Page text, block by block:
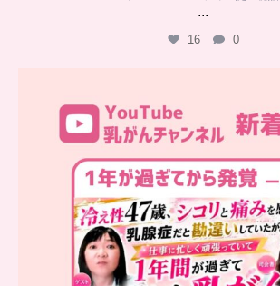
...
16 0
新着動画
シコリと痛みを感じて
...
10